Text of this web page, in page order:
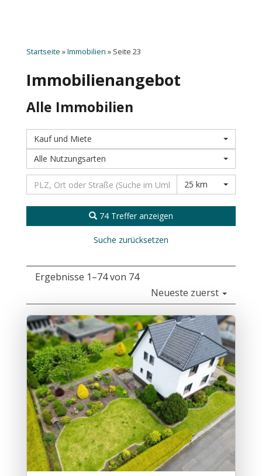
Startseite »Immobilien » Seite 23
Immobilien­angebot
Alle Immobilien
Kauf und Miete
Alle Nutzungsarten
25 km
74 Treffer anzeigen
Suche zurücksetzen
Ergebnisse 1–74 von 74
Neueste zuerst